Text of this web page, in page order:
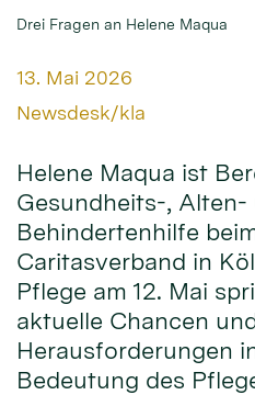
Drei Fragen an Helene Maqua
Datum:
13. Mai 2026
Von:
Newsdesk/kla
Helene Maqua ist
Gesundheits-, Alten-
Behindertenhilfe
Caritasverband in
Pflege am 12. Mai
aktuelle Chancen
Herausforderungen
Bedeutung des